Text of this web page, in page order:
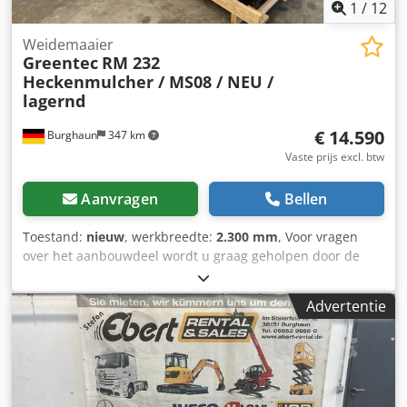
1 / 12
Burghaun 347 km
Weidemaaier
Greentec RM 232
Heckenmulcher / MS08 / NEU /
lagernd
€ 14.590
Vaste prijs excl. btw
Aanvragen Bellen
Toestand: nieuw, werkbreedte: 2.300 mm, Voor vragen
over het aanbouwdeel wordt u graag geholpen door de
heer Herden (telefonisch bereikbaar). Greentec RM 232
heggenmulcher / incl. MS08 adapterplaat / NIEUW / op
voorraad & direct leverbaar Prijs: € 14.590,00 excl. btw / €
17.362,10 incl. btw - Werkbreedte: 2.300 mm - Aantal
rotoren: 4 stuks - Aantal messen per rotor: 6 stuks - Max.
snijgrootte: 4 cm - Werkingssnelheid tot: 4 km/u -
Benodigde hydrauliekaansluitingen: 1 x DV + 1 x vrije
Advertentie